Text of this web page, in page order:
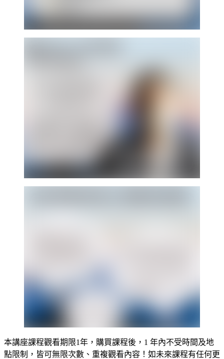
本講座課程觀看期限1年，購買課程後，1 年內不受時間及地
點限制，皆可無限次數、重複觀看內容！如未來課程有任何更